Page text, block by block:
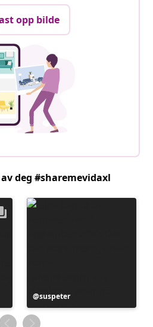
opp bilde
deg #sharemevidaxl
Innlegg
publisert
av
suspeter